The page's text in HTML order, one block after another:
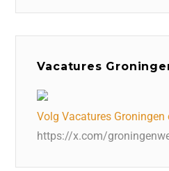
Vacatures
Volg Vacatures Groningen
https://x.com/